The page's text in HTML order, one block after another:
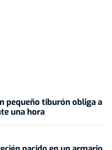
pequeño tiburón obliga a
una hora